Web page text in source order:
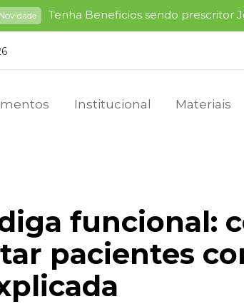
Novidade Tenha Beneficios sendo prescritor
Institucional Materiais
funcional:
pacientes